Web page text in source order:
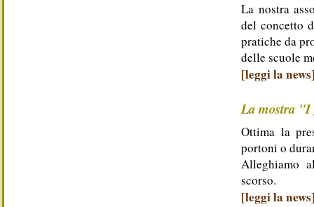
La nostra
del concetto
pratiche da
delle scuole
[leggi la
La mostra "I
Ottima la
portoni o
Alleghiamo
scorso.
[leggi la